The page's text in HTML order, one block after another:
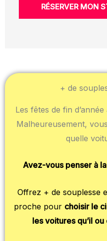
RÉSERVER MON
+ de
Les fêtes de fin
Malheureusement,
quelle
Avez-vous penser à
Offrez + de souplesse
proche pour choisir le
les voitures qu’il